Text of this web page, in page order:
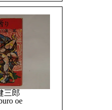
三郎
oe